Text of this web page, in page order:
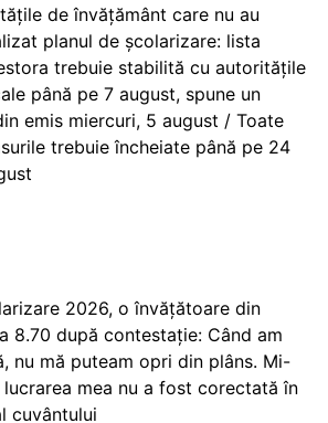
de învățământ care nu au
planul de școlarizare: lista
trebuie stabilită cu autoritățile
până pe 7 august, spune un
emis miercuri, 5 august / Toate
trebuie încheiate până pe 24
2026, o învățătoare din
8.70 după contestație: Când am
nu mă puteam opri din plâns. Mi-
mea nu a fost corectată în
cuvântului